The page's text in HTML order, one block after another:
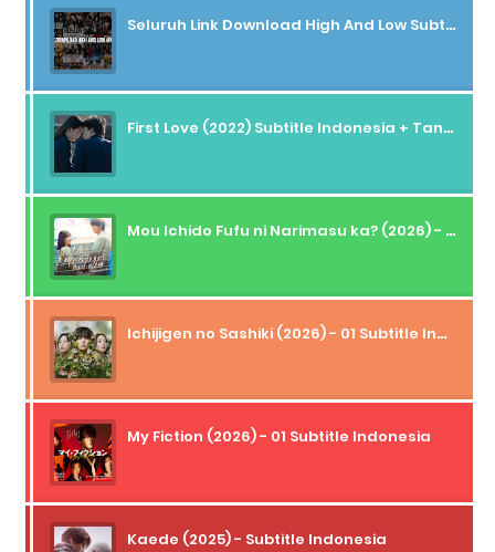
Seluruh Link Download High And Low Subtitle Indonesia
First Love (2022) Subtitle Indonesia + Tanpa Iklan + Streaming + 1080p
Mou Ichido Fufu ni Narimasu ka? (2026) - 01 Subtitle Indonesia
Ichijigen no Sashiki (2026) - 01 Subtitle Indonesia
My Fiction (2026) - 01 Subtitle Indonesia
Kaede (2025) - Subtitle Indonesia